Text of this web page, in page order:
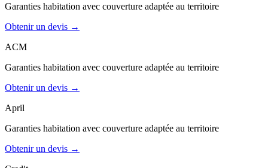
Garanties habitation avec couverture adaptée au territoire
Obtenir un devis →
ACM
Garanties habitation avec couverture adaptée au territoire
Obtenir un devis →
April
Garanties habitation avec couverture adaptée au territoire
Obtenir un devis →